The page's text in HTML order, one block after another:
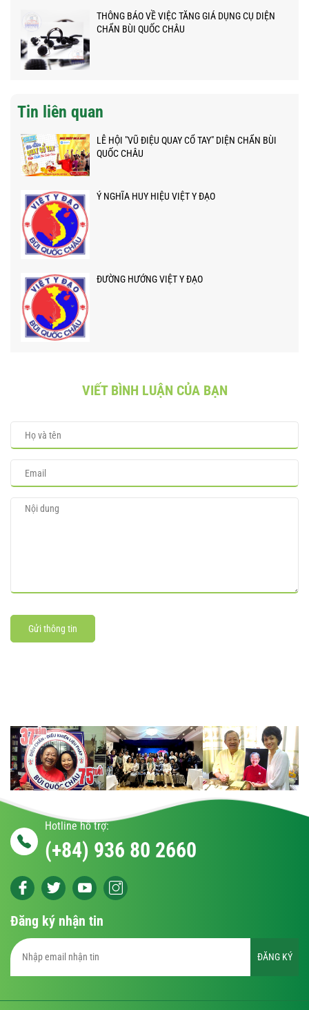
THÔNG BÁO VỀ VIỆC TĂNG GIÁ DỤNG CỤ DIỆN
CHẨN BÙI QUỐC CHÂU
Tin liên quan
LỄ HỘI "VŨ ĐIỆU QUAY CỔ TAY" DIỆN CHẨN BÙI
QUỐC CHÂU
Ý NGHĨA HUY HIỆU VIỆT Y ĐẠO
ĐƯỜNG HƯỚNG VIỆT Y ĐẠO
VIẾT BÌNH LUẬN CỦA BẠN
Gửi thông tin
Hotline hỗ trợ:
(+84) 936 80 2660
Đăng ký nhận tin
ĐĂNG KÝ